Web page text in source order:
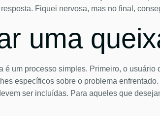
Fiquei nervosa, mas no final,
uma
um processo simples. Primeiro, o
específicos sobre o problema
ser incluídas. Para aqueles que